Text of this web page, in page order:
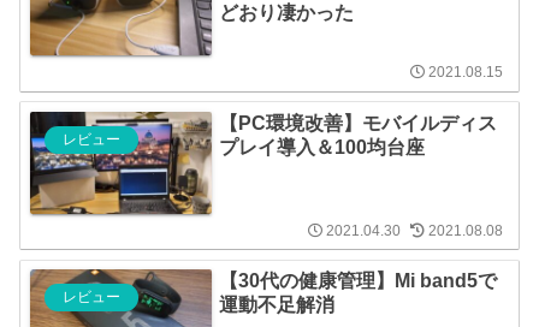
どおり凄かった
2021.08.15
レビュー
【PC環境改善】モバイルディス
プレイ導入＆100均台座
2021.04.30 2021.08.08
レビュー
【30代の健康管理】Mi band5で
運動不足解消